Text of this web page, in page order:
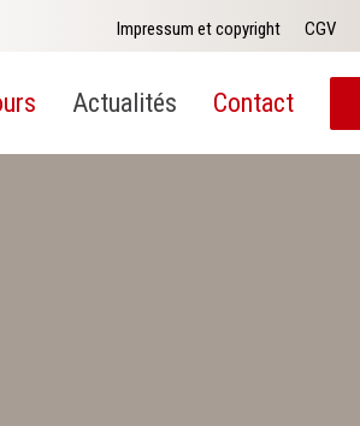
Impressum et copyright CGV
Actualités Contact